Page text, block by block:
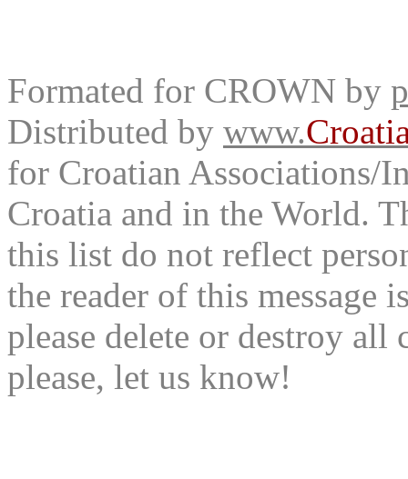
Formated for CROWN by
Distributed by www.
for Croatian Associations/
Croatia and in the World.
this list do not reflect
the reader of this message
please delete or destroy
please, let us know!